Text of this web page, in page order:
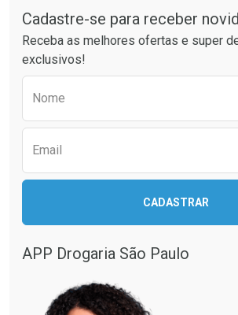
Comprar sem Desconto
Por R$ 26,59/cada
Comprar sem Desconto
Por R$ 26,59/cada
Cadastre-se para receber
Receba as melhores ofertas e super
exclusivos!
Nome
Email
CADASTRAR
APP Drogaria São Paulo